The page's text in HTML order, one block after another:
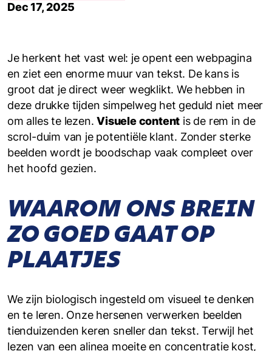
Dec 17, 2025
Je herkent het vast wel: je opent een webpagina
en ziet een enorme muur van tekst. De kans is
groot dat je direct weer wegklikt. We hebben in
deze drukke tijden simpelweg het geduld niet meer
om alles te lezen.Visuele content is de rem in de
scrol-duim van je potentiële klant. Zonder sterke
beelden wordt je boodschap vaak compleet over
het hoofd gezien.
WAAROM ONS BREIN
ZO GOED GAAT OP
PLAATJES
We zijn biologisch ingesteld om visueel te denken
en te leren. Onze hersenen verwerken beelden
tienduizenden keren sneller dan tekst. Terwijl het
lezen van een alinea moeite en concentratie kost,